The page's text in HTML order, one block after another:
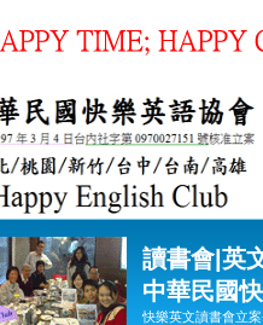
讀書會|英
中華民國
快樂英文讀書會立